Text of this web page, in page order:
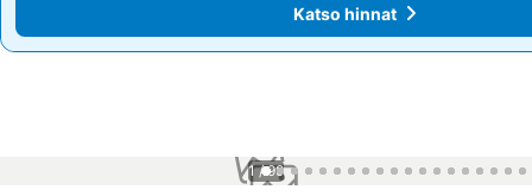
Katso hinnatKatso hinnat
1 / 99